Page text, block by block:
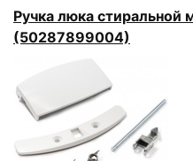
Ручка люка стиральной
(50287899004)